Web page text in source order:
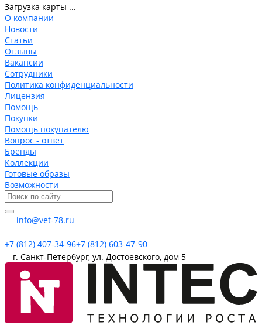
Загрузка карты ...
О компании
Новости
Статьи
Отзывы
Вакансии
Сотрудники
Политика конфиденциальности
Лицензия
Помощь
Покупки
Помощь покупателю
Вопрос - ответ
Бренды
Коллекции
Готовые образы
Возможности
info@vet-78.ru
+7 (812) 407-34-96+7 (812) 603-47-90
г. Санкт-Петербург, ул. Достоевского, дом 5